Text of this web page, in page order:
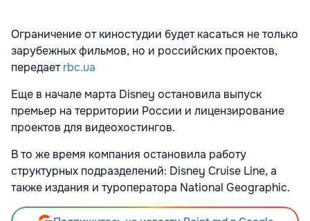
Ограничение от киностудии будет касаться не только
зарубежных фильмов, но и российских проектов,
передаетrbc.ua
Еще в начале марта Disney остановила выпуск
премьер на территории России и лицензирование
проектов для видеохостингов.
В то же время компания остановила работу
структурных подразделений: Disney Cruise Line, а
также издания и туроператора National Geographic.